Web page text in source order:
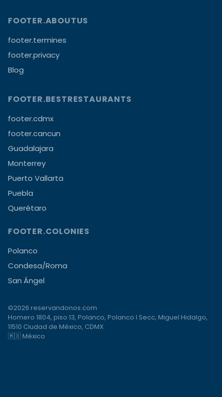
FOOTER.ABOUTUS
footer.termines
footer.privacy
Blog
FOOTER.BESTRESTAURANTS
footer.cdmx
footer.cancun
Guadalajara
Monterrey
Puerto Vallarta
Puebla
Querétaro
FOOTER.COLONIES
Polanco
Condesa/Roma
San Ángel
©2026 reservandonos.com
Homero 1804, piso 13, Polanco, Polanco I Secc, Miguel Hidalgo,
11510 Ciudad de México, CDMX
🇲🇽 México